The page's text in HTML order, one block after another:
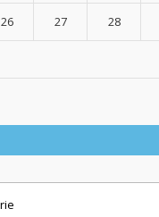
26 27 28